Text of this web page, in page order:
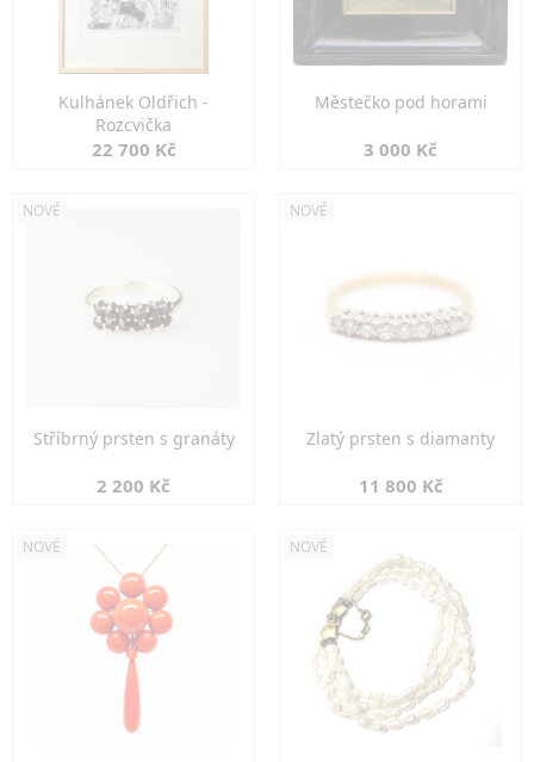
Kulhánek Oldřich -
Rozcvička
22 700 Kč
Městečko pod horami
3 000 Kč
NOVÉ
Stříbrný prsten s granáty
2 200 Kč
NOVÉ
Zlatý prsten s diamanty
11 800 Kč
NOVÉ NOVÉ